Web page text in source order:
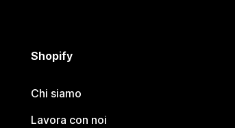
Shopify
Chi siamo
Lavora con noi